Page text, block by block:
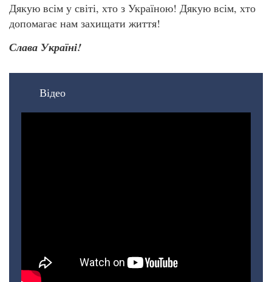
Дякую всім у світі, хто з Україною! Дякую всім, хто
допомагає нам захищати життя!
Слава Україні!
Відео